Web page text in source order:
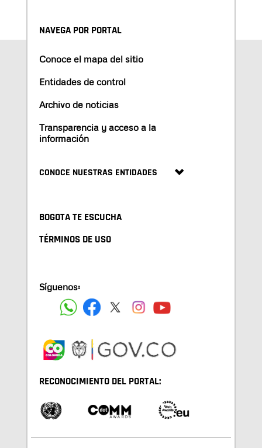
NAVEGA POR PORTAL
Conoce el mapa del sitio
Entidades de control
Archivo de noticias
Transparencia y acceso a la
información
CONOCE NUESTRAS ENTIDADES
BOGOTA TE ESCUCHA
TÉRMINOS DE USO
Síguenos:
RECONOCIMIENTO DEL PORTAL: